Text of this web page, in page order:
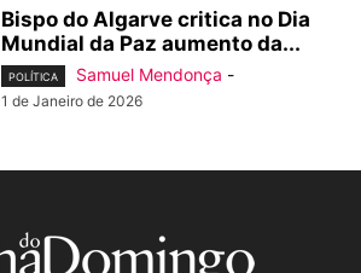
Bispo do Algarve critica no Dia
Mundial da Paz aumento da...
POLÍTICA Samuel Mendonça -
1 de Janeiro de 2026